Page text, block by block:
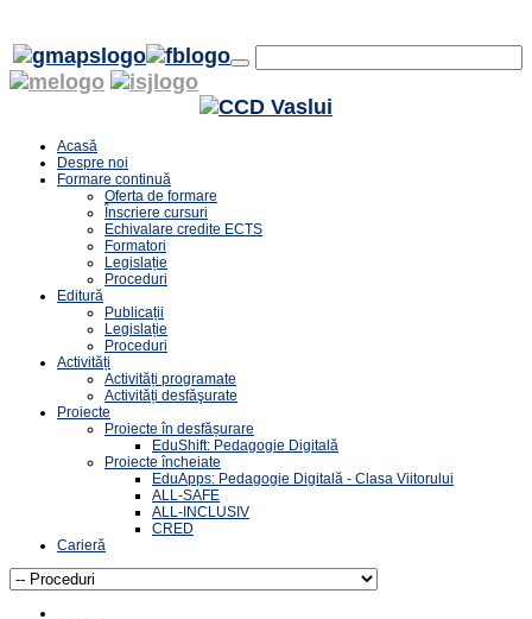
Acasă
Despre noi
Formare continuă
Oferta de formare
Înscriere cursuri
Echivalare credite ECTS
Formatori
Legislație
Proceduri
Editură
Publicații
Legislație
Proceduri
Activități
Activități programate
Activități desfăşurate
Proiecte
Proiecte în desfășurare
EduShift: Pedagogie Digitală
Proiecte încheiate
EduApps: Pedagogie Digitală - Clasa Viitorului
ALL-SAFE
ALL-INCLUSIV
CRED
Carieră